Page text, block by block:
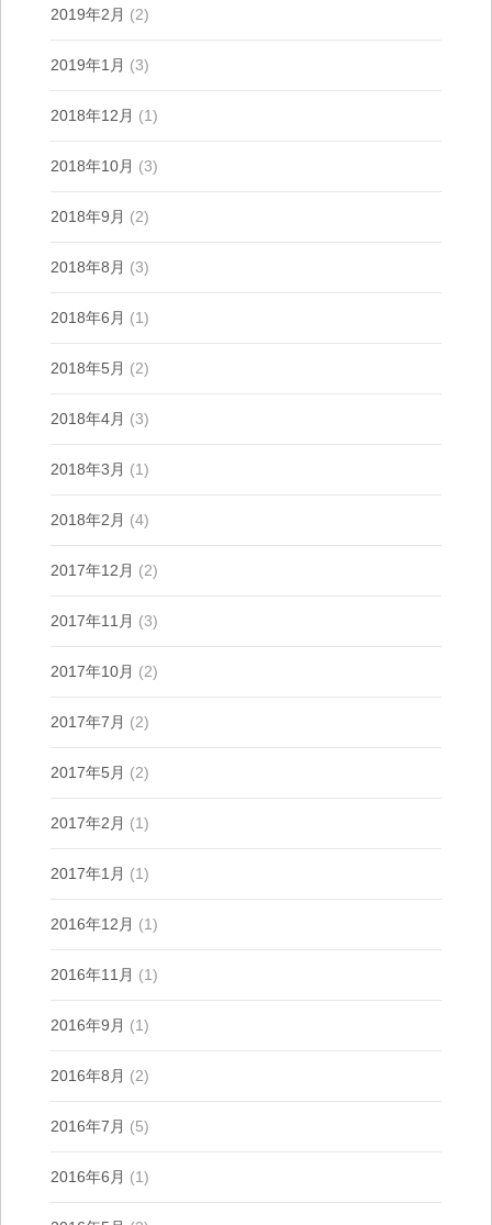
2019年2月 (2)
2019年1月 (3)
2018年12月 (1)
2018年10月 (3)
2018年9月 (2)
2018年8月 (3)
2018年6月 (1)
2018年5月 (2)
2018年4月 (3)
2018年3月 (1)
2018年2月 (4)
2017年12月 (2)
2017年11月 (3)
2017年10月 (2)
2017年7月 (2)
2017年5月 (2)
2017年2月 (1)
2017年1月 (1)
2016年12月 (1)
2016年11月 (1)
2016年9月 (1)
2016年8月 (2)
2016年7月 (5)
2016年6月 (1)